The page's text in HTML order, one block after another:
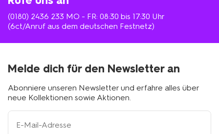
(0180) 2436 233 MO - FR: 08:30 bis 17:30 Uhr
(6ct/Anruf aus dem deutschen Festnetz)
Melde dich für den Newsletter an
Abonniere unseren Newsletter und erfahre alles über
neue Kollektionen sowie Aktionen.
Ihre